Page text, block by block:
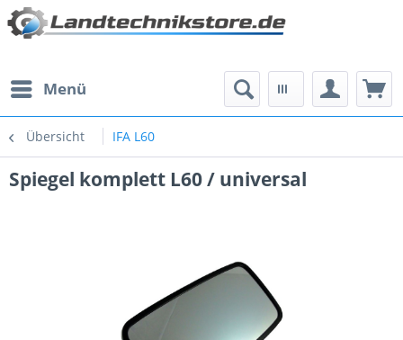
Menü
Übersicht IFA L60
Spiegel komplett L60 / universal